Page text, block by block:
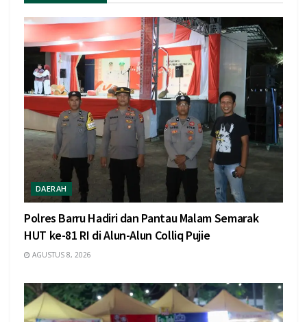
DAERAH
Polres Barru Hadiri dan Pantau Malam Semarak
HUT ke-81 RI di Alun-Alun Colliq Pujie
AGUSTUS 8, 2026